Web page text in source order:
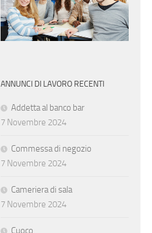
addetta alla vendita profumeria
ANNUNCI DI LAVORO RECENTI
Addetta al banco bar
7 Novembre 2024
Commessa di negozio
7 Novembre 2024
Cameriera di sala
7 Novembre 2024